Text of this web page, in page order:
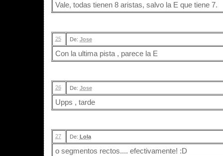
Vale, todas tienen 8 aristas, salvo la E que tiene 7.
25 De: Jose
Con la ultima pista , parece la E
26 De: Jose
Upps , tarde
27 De: Lola
o segmentos rectos.... efectivamente! :D